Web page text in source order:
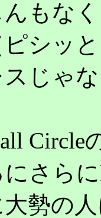
もな
シッ
じゃ
Circle
さら
勢の